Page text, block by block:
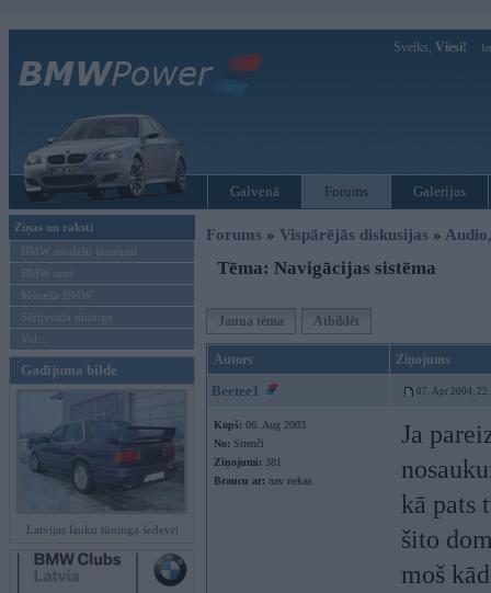
Sveiks, Viesi!
Galvenā Forums Galerijas
Ziņas un raksti
BMW modeļu jaunumi
BMW testi
Mēneša BMW
Sērijveida tūnings
Vel...
Gadījuma bilde
Latvijas lauku tūninga šedevri
Forums » Vispārējās diskusijas »
Tēma: Navigācijas sistēma
Jauna tēma Atbildēt
Autors Ziņojums
Beetee1 07. Apr 2004,
Kopš: 06. Aug 2003
No: Strenči
Ziņojumi: 381
Braucu ar: nav nekaa
Ja
kā pats
šito
moš